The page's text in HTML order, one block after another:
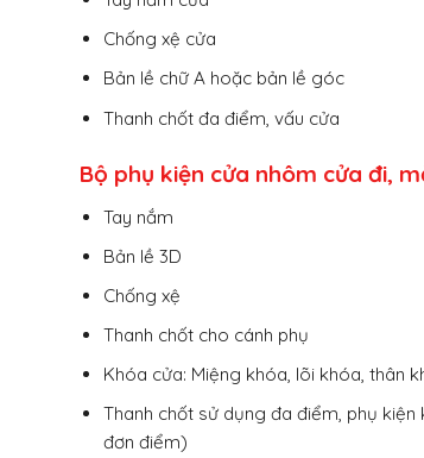
Chống xệ cửa
Bản lề chữ A hoặc bản lề góc
Thanh chốt đa điểm, vấu cửa
Bộ phụ kiện cửa nhôm cửa đi,
Tay nắm
Bản lề 3D
Chống xệ
Thanh chốt cho cánh phụ
Khóa cửa: Miệng khóa, lõi khóa, thân
Thanh chốt sử dụng đa điểm, phụ
đơn điểm)